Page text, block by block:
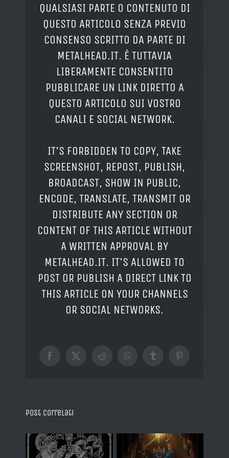
QUALSIASI PARTE O CONTENUTO DI
QUESTO ARTICOLO SENZA PREVIO
CONSENSO SCRITTO DA PARTE DI
METALHEAD.IT. È TUTTAVIA
LIBERAMENTE CONSENTITO
PUBBLICARE UN LINK DIRETTO A
QUESTO ARTICOLO SUI VOSTRO
CANALI E SOCIAL NETWORK.
IT'S FORBIDDEN TO COPY, TAKE
SCREENSHOT, REPOST, PUBLISH,
BROADCAST, SHOW IN PUBLIC,
ENCODE, TRANSLATE, TRANSMIT OR
DISTRIBUTE ANY SECTION OR
CONTENT OF THIS ARTICLE WITHOUT
A WRITTEN APPROVAL BY
METALHEAD.IT. IT'S ALLOWED TO
POST OR PUBLISH A DIRECT LINK TO
THIS ARTICLE ON YOUR CHANNELS
OR SOCIAL NETWORKS.
Facebook
X RedditWhatsAppTumblrPinterest
Post correlati